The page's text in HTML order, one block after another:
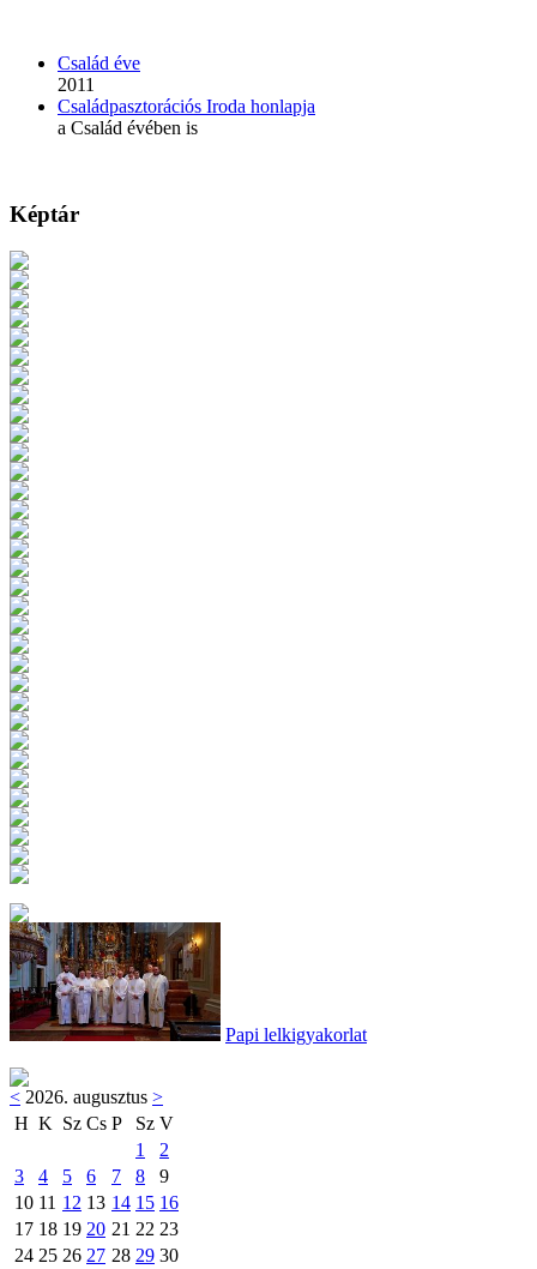
Család éve
2011
Családpasztorációs Iroda honlapja
a Család évében is
Képtár
Papi lelkigyakorlat
< 2026. augusztus >
H K Sz Cs P Sz V
1
2
3
4 5 6 7 8
9
10 11 12 13 14 15 16
17 18 19 20 21 22 23
24 25 26 27 28 29 30